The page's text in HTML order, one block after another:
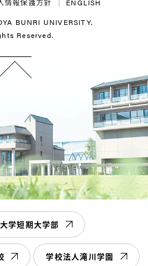
ENGLISH
情報保護方針
BUNRI UNIVERSITY.
Reserved.
学短期大学部
学校法人滝川学園